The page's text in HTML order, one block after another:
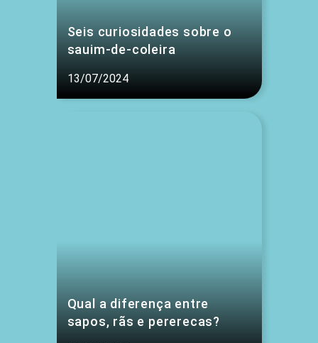
Seis curiosidades sobre o
sauim-de-coleira
13/07/2024
Qual a diferença entre
sapos, rãs e pererecas?